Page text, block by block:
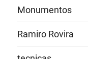
Monumentos
Ramiro Rovira